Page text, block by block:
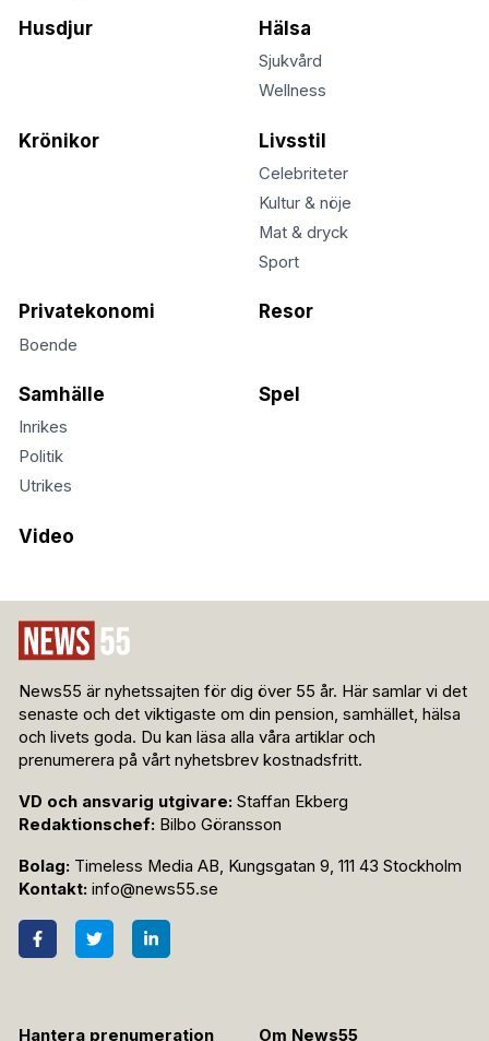
Husdjur Hälsa
Sjukvård
Wellness
Krönikor Livsstil
Celebriteter
Kultur & nöje
Mat & dryck
Sport
Privatekonomi
Boende
Resor
Samhälle
Inrikes
Politik
Utrikes
Spel
Video
News55 är nyhetssajten för dig över 55 år. Här samlar vi det
senaste och det viktigaste om din pension, samhället, hälsa
och livets goda. Du kan läsa alla våra artiklar och
prenumerera på vårt nyhetsbrev kostnadsfritt.
VD och ansvarig utgivare: Staffan Ekberg
Redaktionschef: Bilbo Göransson
Bolag: Timeless Media AB, Kungsgatan 9, 111 43 Stockholm
Kontakt: info@news55.se
Hantera prenumeration Om News55